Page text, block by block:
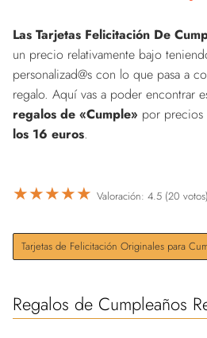
Las Tarjetas Felicitación De
un precio relativamente bajo
personalizad@s con lo que pasa a
regalo. Aquí vas a poder encontrar
regalos de «Cumple» por precios
los 16 euros.
★★★★★ Valoración: 4.5 (20 votos)
Tarjetas de Felicitación Originales para
Regalos de Cumpleaños